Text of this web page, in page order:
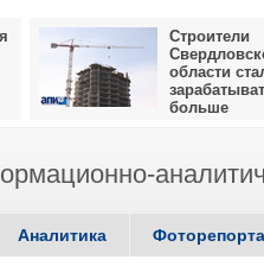
Строители
области
больше
Аналитика